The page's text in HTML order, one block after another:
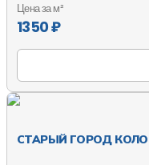
Цена за м²
1350 ₽
СТАРЫЙ ГОРОД